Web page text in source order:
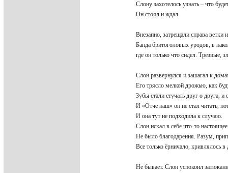
Слону захотелось узнать – что
Он стоял и ждал.
Внезапно, затрещали справа
Банда бритоголовых уродов, в
где он только что сидел. Трезвые,
Слон развернулся и зашагал к
Его трясло мелкой дрожью, как
Зубы стали стучать друг о друга,
И «Отче наш» он не стал читать,
И она тут не подходила к случаю.
Слон искал в себе что-то
Не было благодарения. Разум,
Все только ёрничало, кривлялось
Не бывает. Слон успокоил